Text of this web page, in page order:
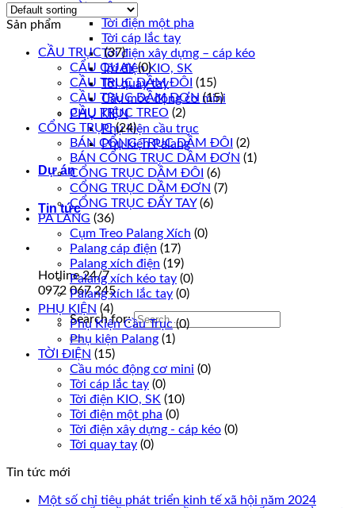
TỜI ĐIỆN
Tời điện một pha
Tời cáp lắc tay
Tời điện xây dựng – cáp kéo
Tời điện KIO, SK
Tời quay tay
Cầu móc động cơ mini
PHỤ KIỆN
Phụ kiện cầu trục
Phụ kiện Palang
Dự án
Tin tức
Hotline 24/7
0972 067 245
Search for:
Sản phẩm
CẦU TRỤC (37)
CẨU QUAY (0)
CẦU TRỤC DẦM ĐÔI (15)
CẦU TRỤC DẦM ĐƠN (15)
CẦU TRỤC TREO (2)
CỔNG TRỤC (24)
BÁN CỔNG TRỤC DẦM ĐÔI (2)
BÁN CỔNG TRỤC DẦM ĐƠN (1)
CỔNG TRỤC DẦM ĐÔI (6)
CỔNG TRỤC DẦM ĐƠN (7)
CỔNG TRỤC ĐẨY TAY (6)
PA LĂNG (36)
Cụm Treo Palang Xích (0)
Palang cáp điện (17)
Palang xích điện (19)
Palang xích kéo tay (0)
Palang xích lắc tay (0)
PHỤ KIỆN (4)
Phụ Kiện Cầu Trục (0)
Phụ kiện Palang (1)
TỜI ĐIỆN (15)
Cầu móc động cơ mini (0)
Tời cáp lắc tay (0)
Tời điện KIO, SK (10)
Tời điện một pha (0)
Tời điện xây dựng - cáp kéo (0)
Tời quay tay (0)
Tin tức mới
Một số chỉ tiêu phát triển kinh tế xã hội năm 2024